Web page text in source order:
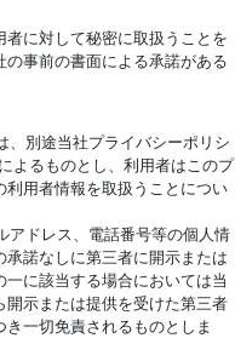
に対して秘密に取扱うことを
事前の書面による承諾がある
、別途当社プライバシーポリシ
よるものとし、利用者はこのプ
用者情報を取扱うことについ
アドレス、電話番号等の個人情
諾なしに第三者に開示または
に該当する場合においては当
示または提供を受けた第三者
一切免責されるものとしま